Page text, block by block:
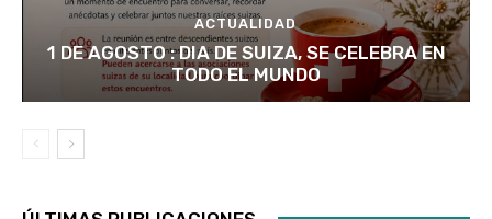
ACTUALIDAD
1 DE AGOSTO : DIA DE SUIZA, SE CELEBRA EN
TODO EL MUNDO